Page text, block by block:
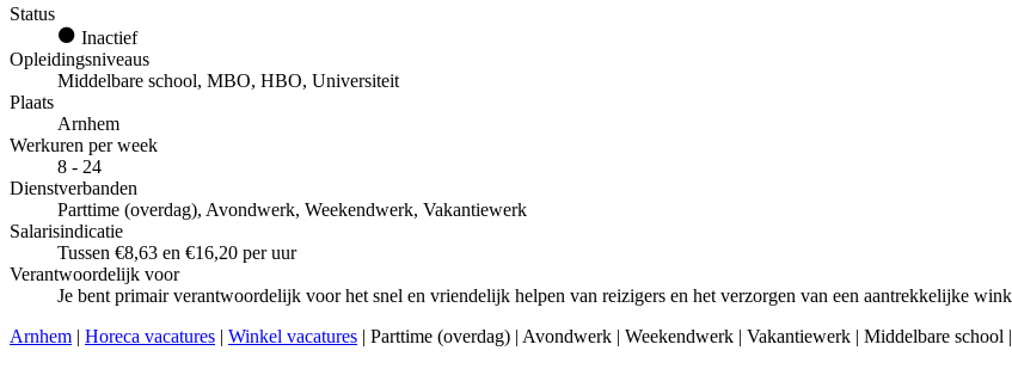
Status
Inactief
Opleidingsniveaus
Middelbare school, MBO, HBO, Universiteit
Plaats
Arnhem
Werkuren per week
8 - 24
Dienstverbanden
Parttime (overdag), Avondwerk, Weekendwerk, Vakantiewerk
Salarisindicatie
Tussen €8,63 en €16,20 per uur
Verantwoordelijk voor
Je bent primair verantwoordelijk voor het snel en vriendelijk helpen van reizigers en het verzorgen van een aantrekkelijke
Arnhem | Horeca vacatures | Winkel vacatures | Parttime (overdag) | Avondwerk | Weekendwerk | Vakantiewerk | Middelbare